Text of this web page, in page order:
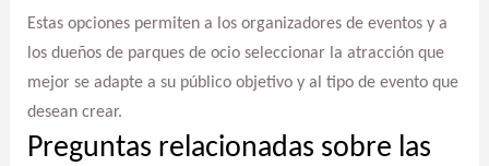
Estas opciones permiten a los organizadores de eventos y a
los dueños de parques de ocio seleccionar la atracción que
mejor se adapte a su público objetivo y al tipo de evento que
desean crear.
Preguntas relacionadas sobre las